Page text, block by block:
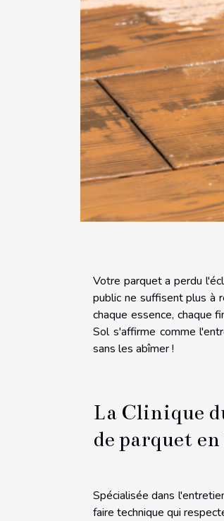
Votre parquet a perdu
public ne suffisent plus à
chaque essence, chaque
Sol s'affirme comme
sans les abîmer !
La Clinique
de parquet
Spécialisée dans
faire technique qui